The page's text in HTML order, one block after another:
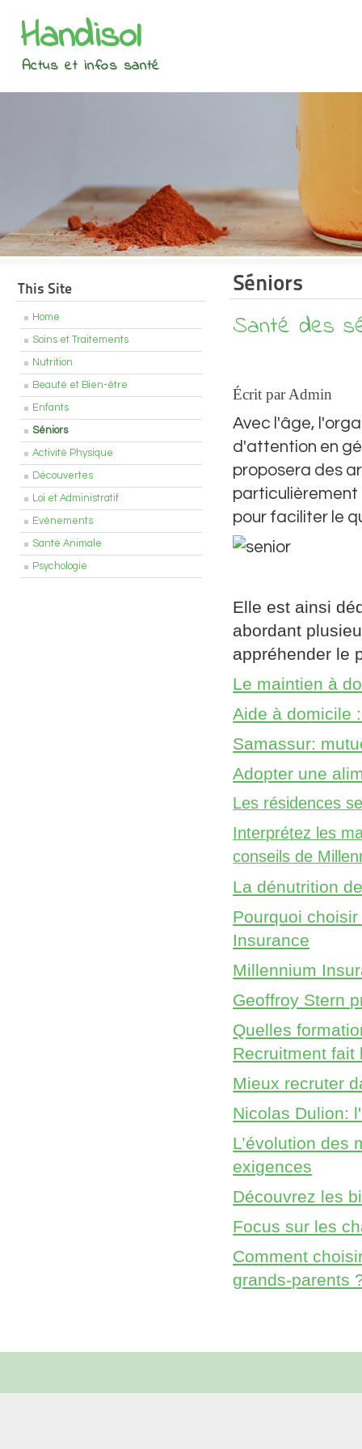
Handisol
Actus et infos santé
This Site
Home
Soins et Traitements
Nutrition
Beauté et Bien-être
Enfants
Séniors
Activité Physique
Découvertes
Loi et Administratif
Evénements
Santé Animale
Psychologie
Séniors
Santé des
Écrit par Admin
Avec l'âge,
d'attention en
proposera des
particulièrement
pour faciliter le
Elle est ainsi
abordant
appréhender le
Le maintien à
Aide à domicile
Samassur:
Adopter une
Les résidences
Interprétez les
conseils de
La dénutrition
Pourquoi
Insurance
Millennium
Geoffroy Stern
Quelles
Recruitment fait
Mieux recruter
Nicolas Dulion:
L’évolution des
exigences
Découvrez les
Focus sur les
Comment
grands-parents